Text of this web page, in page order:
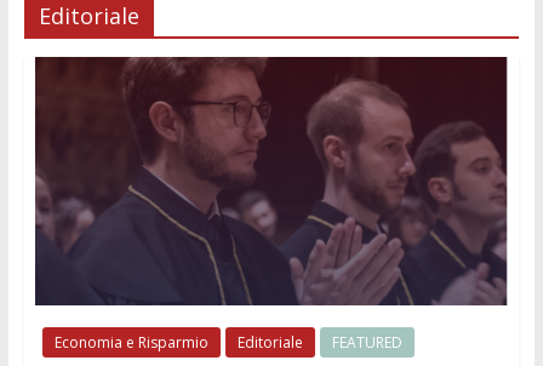
Editoriale
Economia e Risparmio Editoriale FEATURED